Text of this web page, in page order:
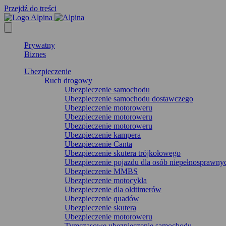
Przejdź do treści
Prywatny
Biznes
Ubezpieczenie
Ruch drogowy
Ubezpieczenie samochodu
Ubezpieczenie samochodu dostawczego
Ubezpieczenie motoroweru
Ubezpieczenie motoroweru
Ubezpieczenie motoroweru
Ubezpieczenie kampera
Ubezpieczenie Canta
Ubezpieczenie skutera trójkołowego
Ubezpieczenie pojazdu dla osób
Ubezpieczenie MMBS
Ubezpieczenie motocykla
Ubezpieczenie dla oldtimerów
Ubezpieczenie quadów
Ubezpieczenie skutera
Ubezpieczenie motoroweru